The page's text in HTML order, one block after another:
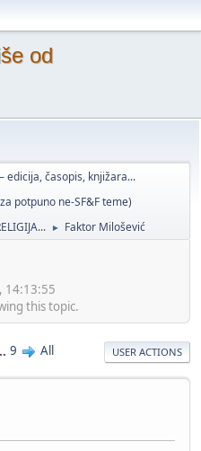
od
časopis, knjižara...
potpuno ne-SF&F teme)
► Faktor Milošević
14:13:55
this topic.
9 All USER ACTIONS